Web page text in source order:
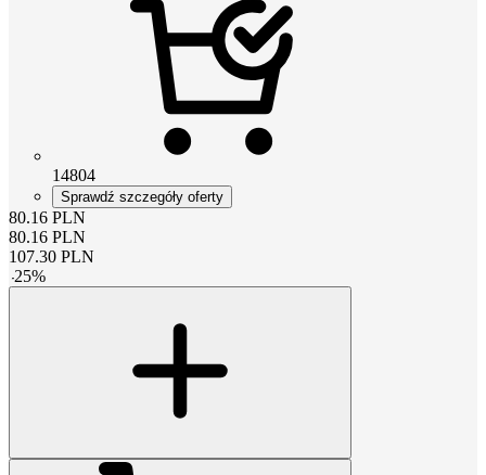
14804
Sprawdź szczegóły oferty
80.16 PLN
80.16 PLN
107.30 PLN
-25%